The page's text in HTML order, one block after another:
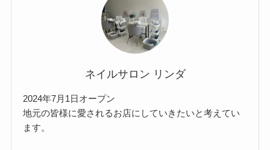
ネイルサロン リンダ
2024年7月1日オープン
地元の皆様に愛されるお店にしていきたいと考えてい
ます。